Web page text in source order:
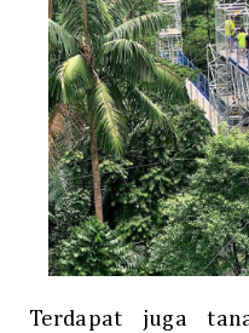
Terdapat juga